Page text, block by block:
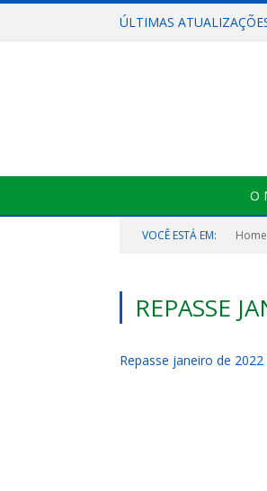
ÚLTIMAS
O
VOCÊ ESTÁ EM: Home
REPASSE
Repasse janeiro de 2022